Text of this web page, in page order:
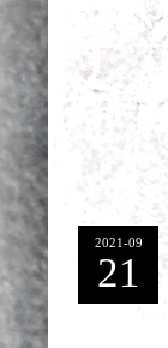
2021-09
21